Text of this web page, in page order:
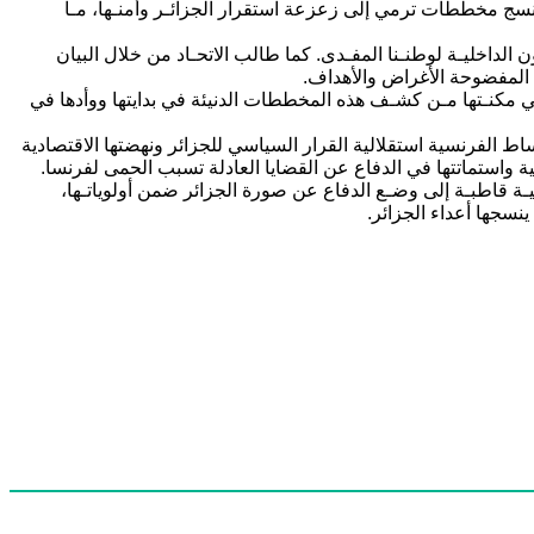
مخططات ترمي إلى زعزعة استقرار الجزائـر وأمنـها، مـا
لوطنـنا المفـدى. كما طالب الاتحـاد من خلال البيان
الأغراض والأهداف.
مكنـتها مـن كشـف هذه المخططات الدنيئة في بدايتها ووأدها في
استقلالية القرار السياسي للجزائر ونهضتها الاقتصادية
واستماتتها في الدفاع عن القضايا العادلة تسبب الحمى لفرنسا.
قاطبـة إلى وضـع الدفاع عن صورة الجزائر ضمن أولوياتـها،
أعداء الجزائر.